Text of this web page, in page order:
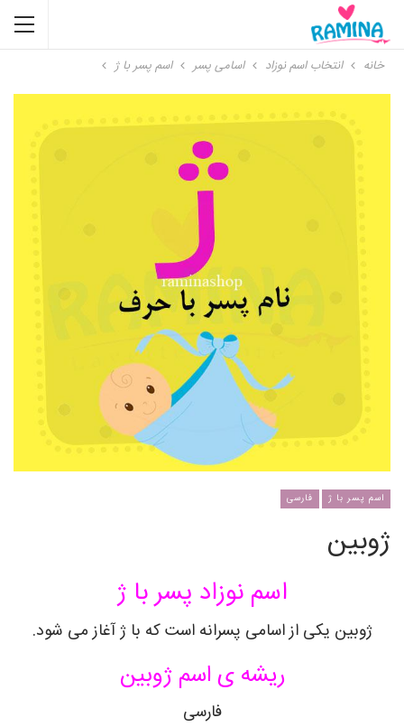
خانه انتخاب اسم نوزاد اسامی پسر اسم پسر با ژ
اسم پسر با ژ فارسی
ژوبین
اسم نوزاد پسر با ژ
ژوبین یکی از اسامی پسرانه است که با ژ آغاز می شود.
ریشه ی اسمژوبین
فارسی